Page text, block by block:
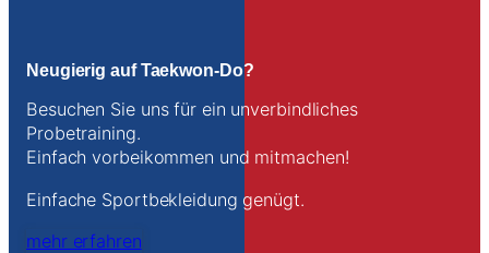
Neugierig auf Taekwon-Do?
Besuchen Sie uns für ein unverbindliches
Probetraining.
Einfach vorbeikommen und mitmachen!
Einfache Sportbekleidung genügt.
mehr erfahren